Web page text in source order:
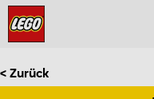
< Zurück